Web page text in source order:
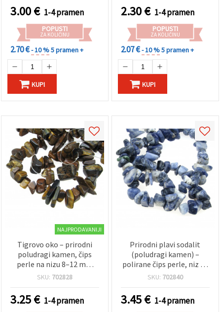
3.00€ 1-4 pramen
POPUSTI
ZA KOLIČINU
2.70 €- 10 %5 pramen +
KUPI
dekoracije
2.30€ 1-4 pramen
POPUSTI
ZA KOLIČINU
2.07 €- 10 %5 pramen +
KUPI
NAJPRODAVANIJI
Tigrovo oko – prirodni
poludragi kamen, čips
perle na nizu 8–12 mm
(mješovito), ~90 cm, za
SKU: 702828
3.25€ 1-4 pramen
Prirodni plavi sodalit
(poludragi kamen) –
polirane čips perle, niz 8–
12 mm ~ 90 cm
SKU: 702840
3.45€ 1-4 pramen